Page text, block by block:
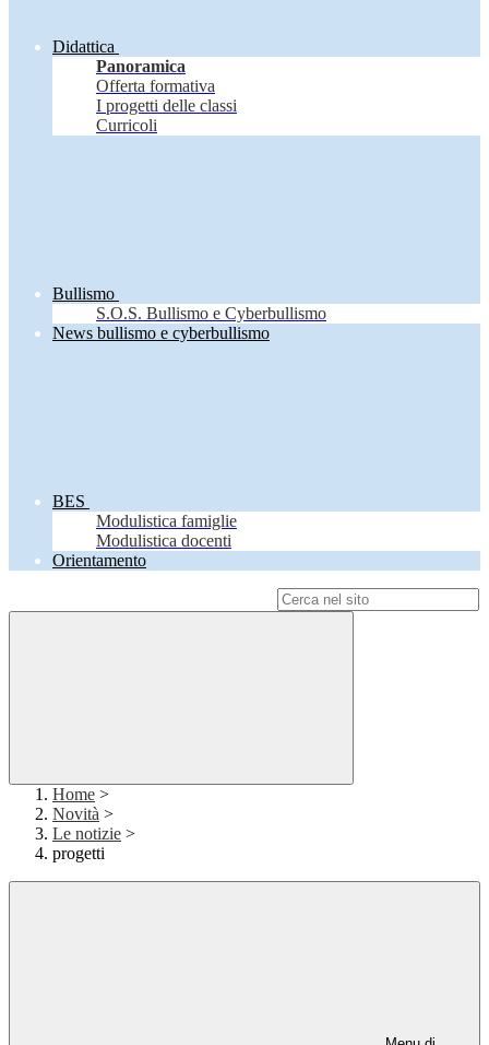
Didattica
Panoramica
Offerta formativa
I progetti delle classi
Curricoli
Bullismo
S.O.S. Bullismo e Cyberbullismo
News bullismo e cyberbullismo
BES
Modulistica famiglie
Modulistica docenti
Orientamento
Home >
Novità >
Le notizie >
progetti